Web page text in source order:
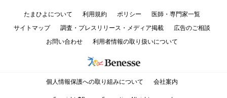
たまひよについて 利用規約 ポリシー
医師・専門家一覧
サイトマップ
調査・プレスリリース・メディア掲載
広告のご相談
お問い合わせ
利用者情報の取り扱いについて
個人情報保護への取り組みについて 会社案内